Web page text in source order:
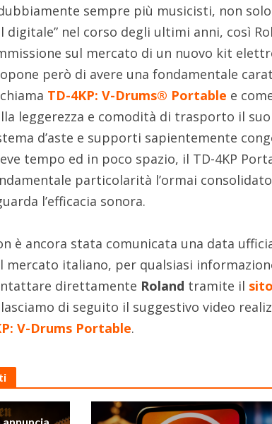
sempre più musicisti, non
digitale” nel corso degli ultimi anni, così
sul mercato di un nuovo kit
però di avere una fondamentale
TD-4KP: V-Drums® Portable e
leggerezza e comodità di trasporto il
d’aste e supporti sapientemente
tempo ed in poco spazio, il TD-4KP
particolarità l’ormai
l’efficacia sonora.
è ancora stata comunicata una data
mercato italiano, per qualsiasi
direttamente Roland tramite il
di seguito il suggestivo video
V-Drums Portable.